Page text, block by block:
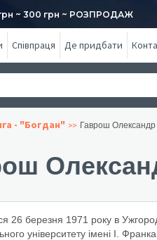
~ 300 грн ~ РОЗПРОДАЖ
Співпраця Де придбати
- "Богдан" Гаврош
26 березня 1971 року в
університету імені І.